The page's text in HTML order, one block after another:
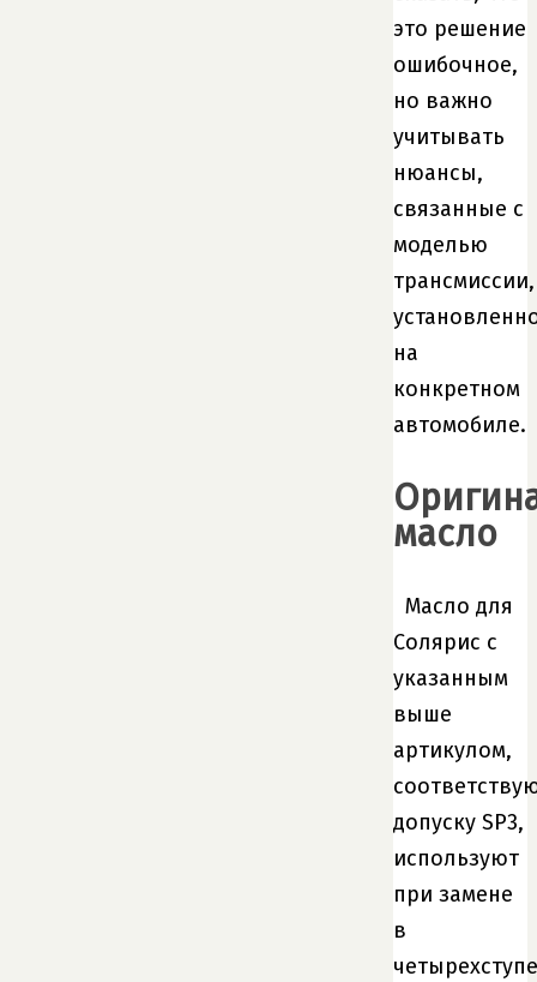
это решение
ошибочное,
но важно
учитывать
нюансы,
связанные с
моделью
трансмиссии,
на
конкретном
автомобиле.
масло
Масло для
Солярис с
указанным
выше
артикулом,
допуску SP3,
используют
при замене
в